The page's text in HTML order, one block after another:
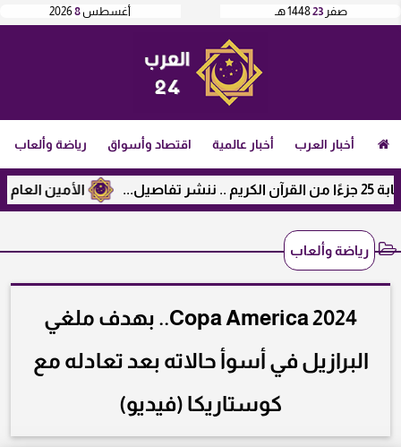
أغسطس8
2026 صفر 231448 هـ
أخبار العرب أخبار عالمية اقتصاد وأسواق رياضة وألعاب
الأمين العام لرابطة
رياضة وألعاب
Copa America 2024.. بهدف ملغي
البرازيل في أسوأ حالاته بعد تعادله مع
كوستاريكا (فيديو)